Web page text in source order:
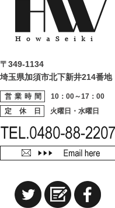
〒349-1134
埼玉県加須市北下新井214番地
営業時間
10：00～17：00
定 休 日
火曜日・水曜日